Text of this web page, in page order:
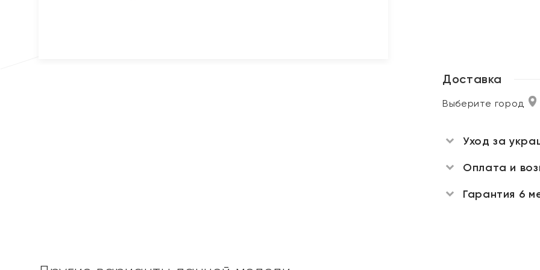
Доставка
Выберите город
Уход за
Оплата и
Гарантия 6